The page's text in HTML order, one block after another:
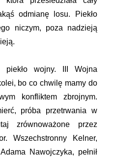
odmianę losu. Piekło
niczym, poza nadzieją
piekło wojny. III Wojna
bo co chwilę mamy do
konfliktem zbrojnym.
próba przetrwania w
zrównoważone przez
Wszechstronny Kelner,
Nawojczyka, pełnił